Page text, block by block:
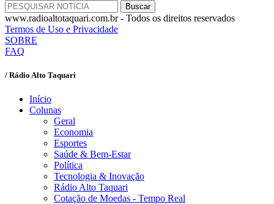
www.radioaltotaquari.com.br - Todos os direitos reservados
Termos de Uso e Privacidade
SOBRE
FAQ
/ Rádio Alto Taquari
Início
Colunas
Geral
Economia
Esportes
Saúde & Bem-Estar
Política
Tecnologia & Inovação
Rádio Alto Taquari
Cotação de Moedas - Tempo Real